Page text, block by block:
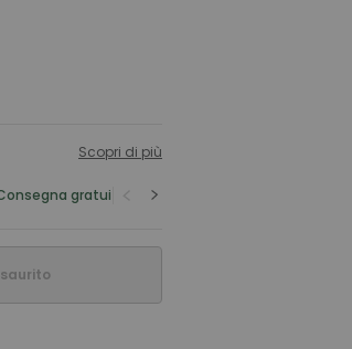
Scopri di più
gratuita